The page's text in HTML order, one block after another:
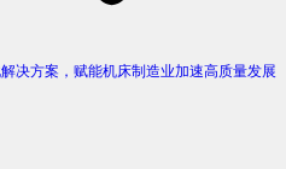
决方案，赋能机床制造业加速高质量发展